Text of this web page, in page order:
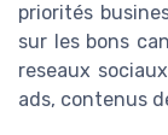
priorités
sur les bons
reseaux
ads, contenus